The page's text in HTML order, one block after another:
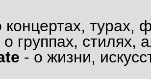
концертах, турах,
о группах, стилях,
- о жизни,